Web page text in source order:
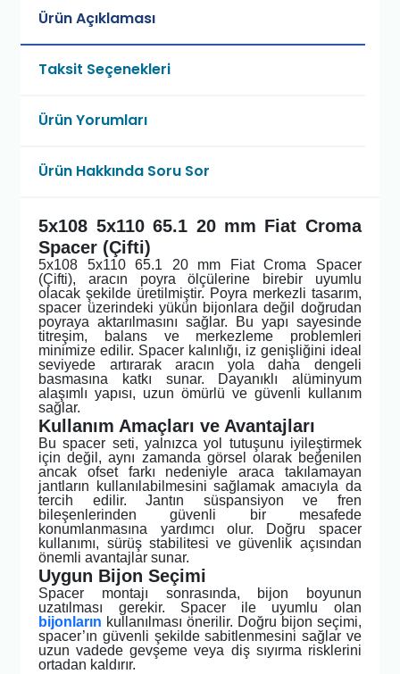
Ürün Açıklaması
Taksit Seçenekleri
Ürün Yorumları
Ürün Hakkında Soru Sor
5x108 5x110 65.1 20 mm Fiat Croma
Spacer (Çifti)
5x108 5x110 65.1 20 mm Fiat Croma Spacer
(Çifti), aracın poyra ölçülerine birebir uyumlu
olacak şekilde üretilmiştir. Poyra merkezli tasarım,
spacer üzerindeki yükün bijonlara değil doğrudan
poyraya aktarılmasını sağlar. Bu yapı sayesinde
titreşim, balans ve merkezleme problemleri
minimize edilir. Spacer kalınlığı, iz genişliğini ideal
seviyede artırarak aracın yola daha dengeli
basmasına katkı sunar. Dayanıklı alüminyum
alaşımlı yapısı, uzun ömürlü ve güvenli kullanım
sağlar.
Kullanım Amaçları ve Avantajları
Bu spacer seti, yalnızca yol tutuşunu iyileştirmek
için değil, aynı zamanda görsel olarak beğenilen
ancak ofset farkı nedeniyle araca takılamayan
jantların kullanılabilmesini sağlamak amacıyla da
tercih edilir. Jantın süspansiyon ve fren
bileşenlerinden güvenli bir mesafede
konumlanmasına yardımcı olur. Doğru spacer
kullanımı, sürüş stabilitesi ve güvenlik açısından
önemli avantajlar sunar.
Uygun Bijon Seçimi
Spacer montajı sonrasında, bijon boyunun
uzatılması gerekir. Spacer ile uyumlu olan
bijonların kullanılması önerilir. Doğru bijon seçimi,
spacer’ın güvenli şekilde sabitlenmesini sağlar ve
uzun vadede gevşeme veya diş sıyırma risklerini
ortadan kaldırır.